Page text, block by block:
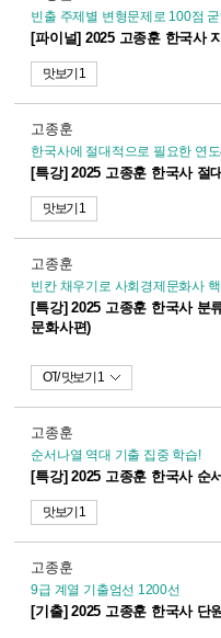
빈출 주제별 변형문제로 100점
[파이널] 2025 고종훈 한국사
맛보기 1
고종훈
한국사에 절대적으로 필요한 연
[특강] 2025 고종훈 한국사 절
맛보기 1
고종훈
빈칸 채우기로 사회경제문화사
[특강] 2025 고종훈 한국사 분
문화사편)
OT 맛보기 1
고종훈
순서나열 역대 기출 집중 학습!
[특강] 2025 고종훈 한국사 순
맛보기 1
고종훈
9급 계열 기출엄선 1200선
[기출] 2025 고종훈 한국사 단